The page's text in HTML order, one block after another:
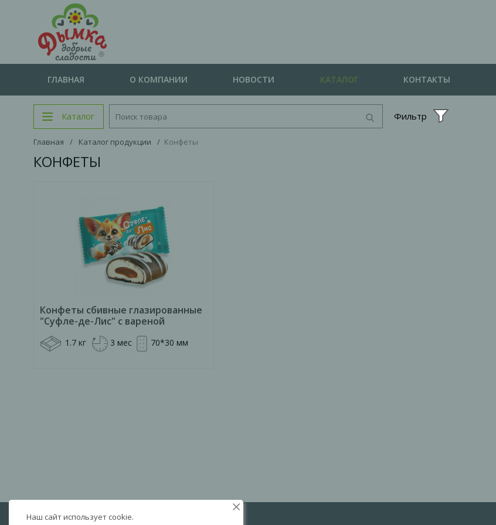
ГЛАВНАЯ О КОМПАНИИ НОВОСТИ КАТАЛОГ КОНТАКТЫ
Каталог
Главная / Каталог продукции / Конфеты
КОНФЕТЫ
Фильтр
Конфеты сбивные глазированные
"Суфле-де-Лис" с вареной
1.7 кг 3 мес 70*30 мм
Наш сайт использует cookie.